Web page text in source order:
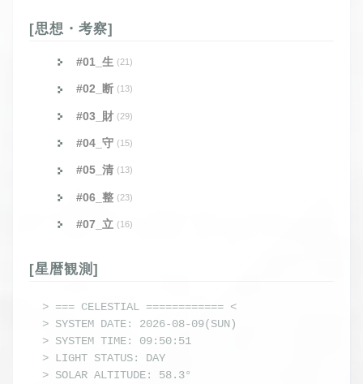
[思想・考察]
#01_生 (21)
#02_断 (13)
#03_財 (29)
#04_守 (15)
#05_清 (13)
#06_整 (23)
#07_立 (16)
[星暦観測]
> === CELESTIAL ============ <
> SYSTEM DATE: 2026-08-09(SUN)
> SYSTEM TIME: 09:50:51
> LIGHT STATUS: DAY
> SOLAR ALTITUDE: 58.3°